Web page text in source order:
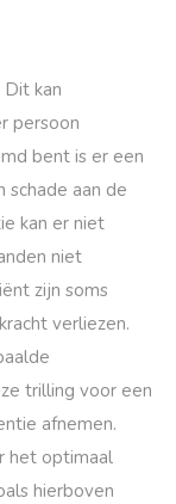
kan
persoon
bent is er een
aan de
kan er niet
niet
zijn soms
verliezen.
trilling voor een
afnemen.
het optimaal
hierboven